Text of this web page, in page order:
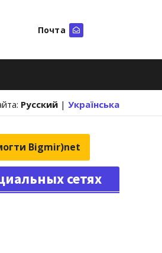
Почта
Русский | Українська
Bigmir)net
сетях